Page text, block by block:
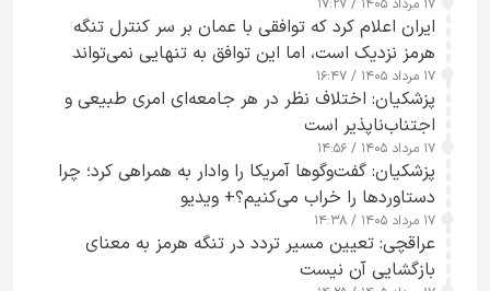
ایران اعلام کرد که توافقی با عمان بر سر کنترل تنگه
هرمز نزدیک است، اما این توافق به تنهایی نمی‌تواند
آبراه را آزاد کند
۱۷ مرداد ۱۴۰۵ / ۱۶:۴۷
پزشکیان: اختلاف نظر در هر جامعه‌ای امری طبیعی و
اجتناب‌ناپذیر است
۱۷ مرداد ۱۴۰۵ / ۱۴:۵۶
پزشکیان: گفت‌وگوها آمریکا را وادار به همراهی کرد؛ چرا
دستاوردها را خراب می‌کنیم؟+ ویدیو
۱۷ مرداد ۱۴۰۵ / ۱۴:۳۸
عراقچی: تعیین مسیر تردد در تنگه هرمز به معنای
بازگشایی آن نیست